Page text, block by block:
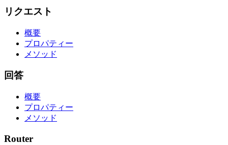
リクエスト
概要
プロパティー
メソッド
回答
概要
プロパティー
メソッド
Router